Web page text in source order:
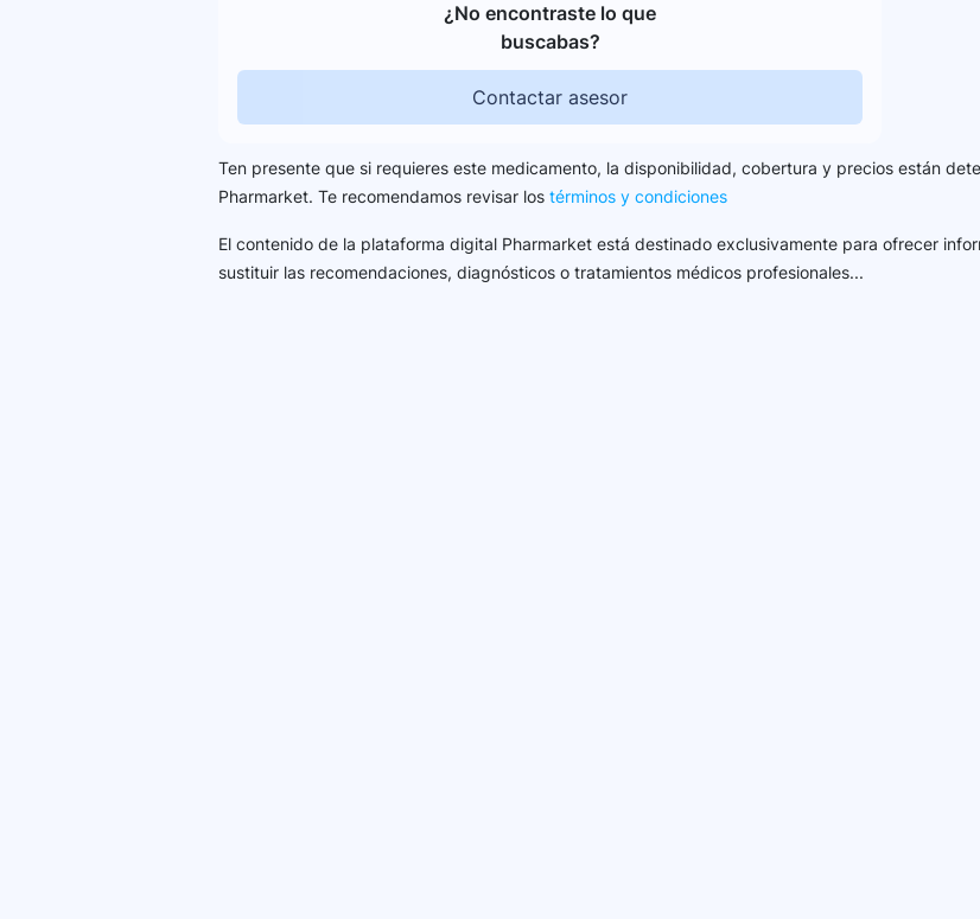
¿No encontraste lo que
buscabas?
Contactar asesor
Ten presente que si requieres este medicamento, la disponibilidad, cobertura y precios están
Pharmarket. Te recomendamos revisar los términos y condiciones
El contenido de la plataforma digital Pharmarket está destinado exclusivamente para ofrecer
sustituir las recomendaciones, diagnósticos o tratamientos médicos profesionales...